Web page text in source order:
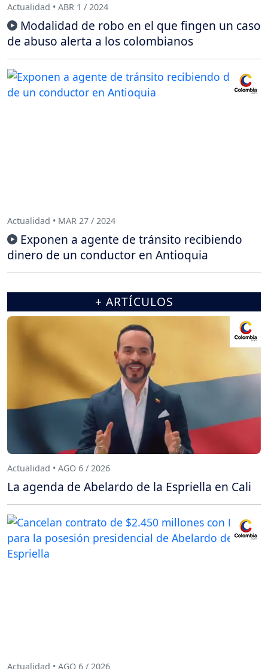
Actualidad • ABR 1 / 2024
Modalidad de robo en el que fingen un caso
de abuso alerta a los colombianos
Actualidad • MAR 27 / 2024
Exponen a agente de tránsito recibiendo
dinero de un conductor en Antioquia
+ ARTÍCULOS
Actualidad • AGO 6 / 2026
La agenda de Abelardo de la Espriella en Cali
Actualidad • AGO 6 / 2026